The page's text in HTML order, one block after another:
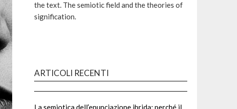
the text. The semiotic field and the theories of
signification.
ARTICOLI RECENTI
La semiotica dell’enunciazione ibrida: perché il